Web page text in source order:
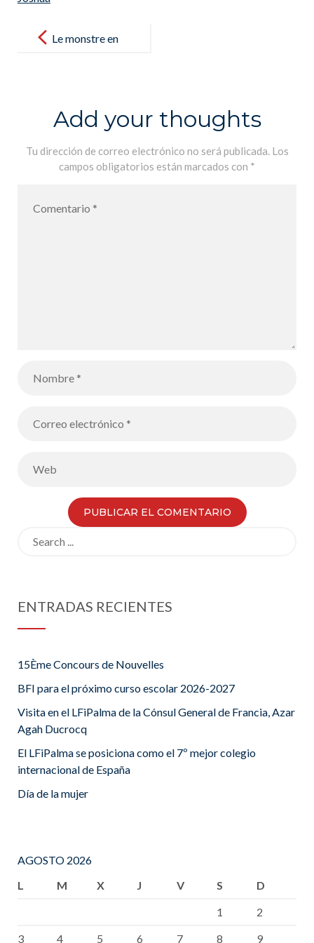
navigationLe monstre en
dentro
Add your thoughts
Tu dirección de correo electrónico no será publicada. Los
campos obligatorios están marcados con *
ENTRADAS RECIENTES
15Ème Concours de Nouvelles
BFI para el próximo curso escolar 2026-2027
Visita en el LFiPalma de la Cónsul General de Francia, Azar
Agah Ducrocq
El LFiPalma se posiciona como el 7º mejor colegio
internacional de España
Día de la mujer
AGOSTO 2026
L
M X J V S
D
1
2
3
4 5 6 7 8 9